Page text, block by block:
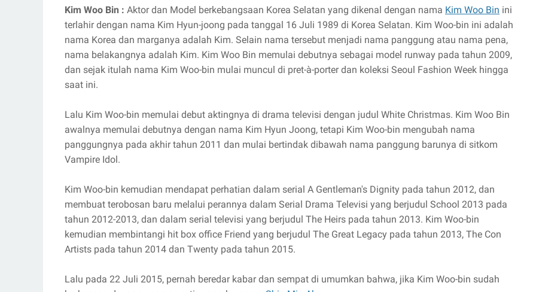
Kim Woo Bin : Aktor dan Model berkebangsaan Korea Selatan yang dikenal dengan nama Kim Woo Bin ini
terlahir dengan nama Kim Hyun-joong pada tanggal 16 Juli 1989 di Korea Selatan. Kim Woo-bin ini adalah
nama Korea dan marganya adalah Kim. Selain nama tersebut menjadi nama panggung atau nama pena,
nama belakangnya adalah Kim. Kim Woo Bin memulai debutnya sebagai model runway pada tahun 2009,
dan sejak itulah nama Kim Woo-bin mulai muncul di pret-à-porter dan koleksi Seoul Fashion Week hingga
saat ini.
Lalu Kim Woo-bin memulai debut aktingnya di drama televisi dengan judul White Christmas. Kim Woo Bin
awalnya memulai debutnya dengan nama Kim Hyun Joong, tetapi Kim Woo-bin mengubah nama
panggungnya pada akhir tahun 2011 dan mulai bertindak dibawah nama panggung barunya di sitkom
Vampire Idol.
Kim Woo-bin kemudian mendapat perhatian dalam serial A Gentleman's Dignity pada tahun 2012, dan
membuat terobosan baru melalui perannya dalam Serial Drama Televisi yang berjudul School 2013 pada
tahun 2012-2013, dan dalam serial televisi yang berjudul The Heirs pada tahun 2013. Kim Woo-bin
kemudian membintangi hit box office Friend yang berjudul The Great Legacy pada tahun 2013, The Con
Artists pada tahun 2014 dan Twenty pada tahun 2015.
Lalu pada 22 Juli 2015, pernah beredar kabar dan sempat di umumkan bahwa, jika Kim Woo-bin sudah